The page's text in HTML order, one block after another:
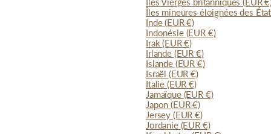
Îles mineures éloignées des
Inde(EUR €)
Indonésie (EUR €)
Irak(EUR €)
Irlande (EUR €)
Islande (EUR €)
Israël (EUR €)
Italie (EUR €)
Jamaïque (EUR €)
Japon(EUR €)
Jersey (EUR €)
Jordanie (EUR €)